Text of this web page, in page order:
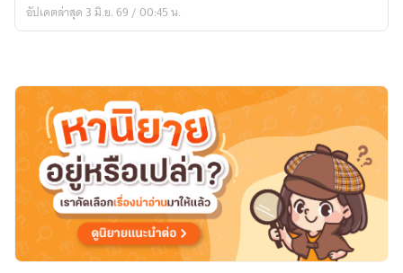
อัปเดตล่าสุด 3 มิ.ย. 69 / 00:45 น.